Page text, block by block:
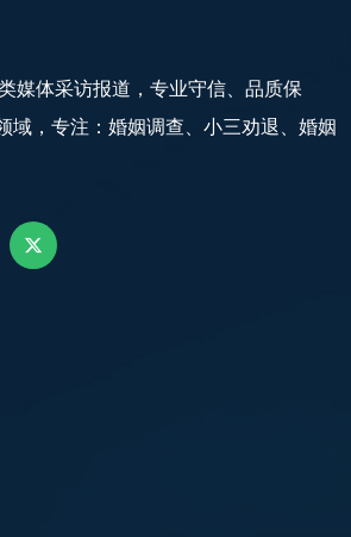
媒体采访报道，专业守信、品质保
域，专注：婚姻调查、小三劝退、婚姻